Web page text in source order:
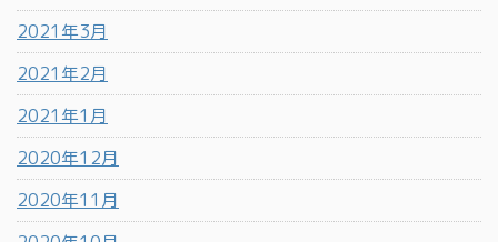
2021年3月
2021年2月
2021年1月
2020年12月
2020年11月